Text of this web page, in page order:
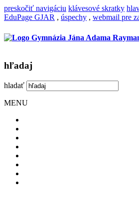
preskočiť navigáciu klávesové skratky
EduPage GJAR , úspechy , webmail pre
hľadaj
hladať
MENU